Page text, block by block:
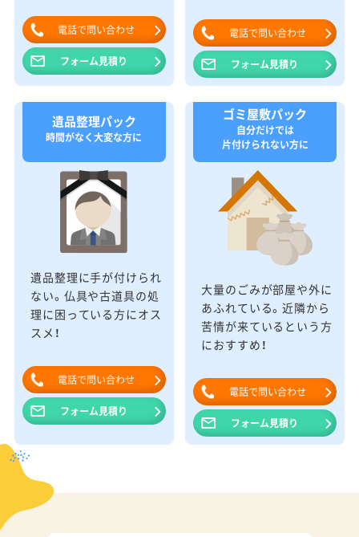
電話で問い合わせ
フォーム見積り
電話で問い合わせ
フォーム見積り
遺品整理パック
時間がなく大変な方に
遺品整理に手が付けられ
ない。仏具や古道具の処
理に困っている方にオス
スメ！
電話で問い合わせ
フォーム見積り
ゴミ屋敷パック
自分だけでは
片付けられない方に
大量のごみが部屋や外に
あふれている。近隣から
苦情が来ているという方
におすすめ！
電話で問い合わせ
フォーム見積り